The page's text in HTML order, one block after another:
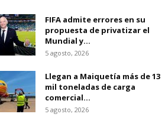
FIFA admite errores en su
propuesta de privatizar el
Mundial y...
5 agosto, 2026
Llegan a Maiquetía más de 13
mil toneladas de carga
comercial...
5 agosto, 2026